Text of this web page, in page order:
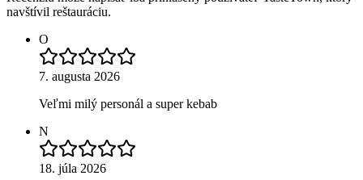
navštívil reštauráciu.
O
7. augusta 2026
Veľmi milý personál a super kebab
N
18. júla 2026